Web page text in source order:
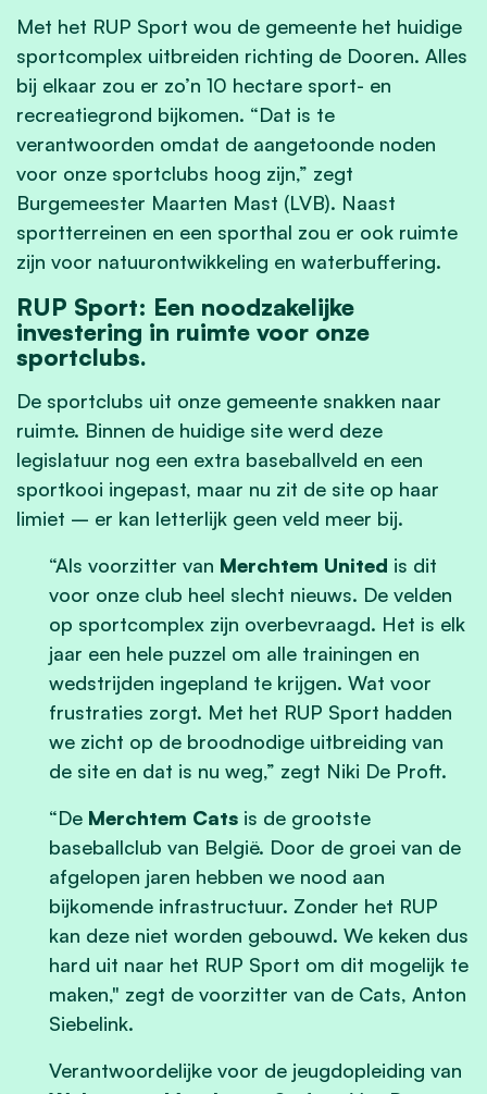
Met het RUP Sport wou de gemeente het huidige
sportcomplex uitbreiden richting de Dooren. Alles
bij elkaar zou er zo’n 10 hectare sport- en
recreatiegrond bijkomen. “Dat is te
verantwoorden omdat de aangetoonde noden
voor onze sportclubs hoog zijn,” zegt
Burgemeester Maarten Mast (LVB). Naast
sportterreinen en een sporthal zou er ook ruimte
zijn voor natuurontwikkeling en waterbuffering.
RUP Sport: Een noodzakelijke
investering in ruimte voor onze
sportclubs.
De sportclubs uit onze gemeente snakken naar
ruimte. Binnen de huidige site werd deze
legislatuur nog een extra baseballveld en een
sportkooi ingepast, maar nu zit de site op haar
limiet – er kan letterlijk geen veld meer bij.
“Als voorzitter van Merchtem United is dit
voor onze club heel slecht nieuws. De velden
op sportcomplex zijn overbevraagd. Het is elk
jaar een hele puzzel om alle trainingen en
wedstrijden ingepland te krijgen. Wat voor
frustraties zorgt. Met het RUP Sport hadden
we zicht op de broodnodige uitbreiding van
de site en dat is nu weg,” zegt Niki De Proft.
“De Merchtem Cats is de grootste
baseballclub van België. Door de groei van de
afgelopen jaren hebben we nood aan
bijkomende infrastructuur. Zonder het RUP
kan deze niet worden gebouwd. We keken dus
hard uit naar het RUP Sport om dit mogelijk te
maken," zegt de voorzitter van de Cats, Anton
Siebelink.
Verantwoordelijke voor de jeugdopleiding van